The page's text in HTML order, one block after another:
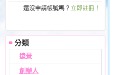
還沒申請帳號嗎？ 立即註冊！
遠景
創辦人